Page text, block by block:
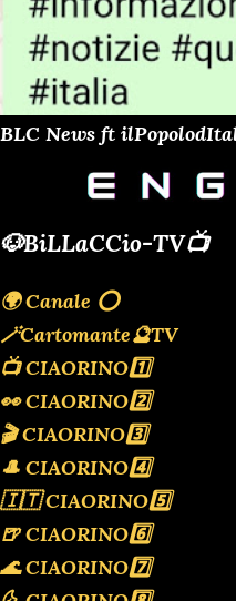
BLC News ft
🐶BiLLaCCio-TV📺
🌍 Canale ⭕️
🪄Cartomante🔮TV
📺 CIAORINO1️⃣
👀 CIAORINO2️⃣
🎬 CIAORINO3️⃣
🎩 CIAORINO4️⃣
🇮🇹 CIAORINO5️⃣
🍺 CIAORINO6️⃣
🌊 CIAORINO7️⃣